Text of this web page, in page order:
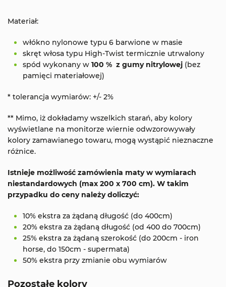
Materiał:
włókno nylonowe typu 6 barwione w masie
skręt włosa typu High-Twist termicznie utrwalony
spód wykonany w 100 % z gumy nitrylowej (bez
pamięci materiałowej)
* tolerancja wymiarów: +/- 2%
** Mimo, iż dokładamy wszelkich starań, aby kolory
wyświetlane na monitorze wiernie odwzorowywały
kolory zamawianego towaru, mogą wystąpić nieznaczne
różnice.
Istnieje możliwość zamówienia maty w wymiarach
niestandardowych (max 200 x 700 cm). W takim
przypadku do ceny należy doliczyć:
10% ekstra za żądaną długość (do 400cm)
20% ekstra za żądaną długość (od 400 do 700cm)
25% ekstra za żądaną szerokość (do 200cm - iron
horse, do 150cm - supermata)
50% ekstra przy zmianie obu wymiarów
Pozostałe kolory